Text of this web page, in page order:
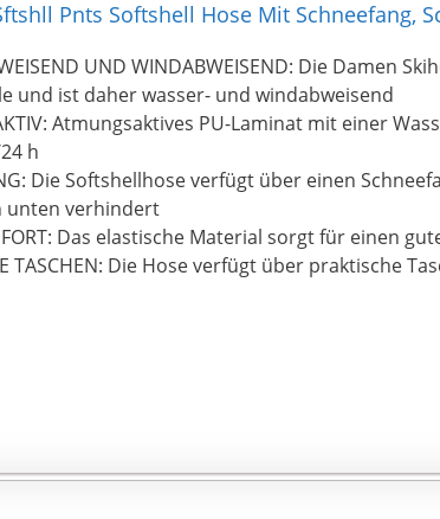
Pnts Softshell Hose Mit Schneefang,
UND WINDABWEISEND: Die Damen
und ist daher wasser- und windabweisend
Atmungsaktives PU-Laminat mit einer
h
Die Softshellhose verfügt über einen
unten verhindert
Das elastische Material sorgt für einen
TASCHEN: Die Hose verfügt über praktische